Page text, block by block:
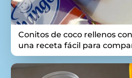
Conitos de coco rellenos
una receta fácil para